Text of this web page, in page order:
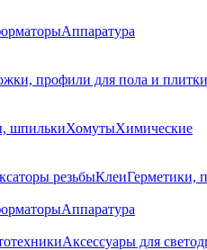
Аппаратура
профили для пола и плитки
шпилькиХомутыХимические
резьбыКлеиГерметики,
Аппаратура
Аксессуары для